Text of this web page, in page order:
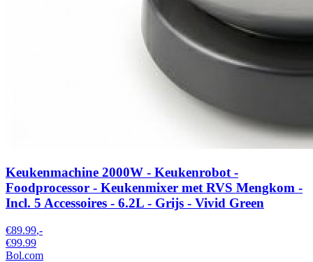
Keukenmachine 2000W - Keukenrobot -
Foodprocessor - Keukenmixer met RVS Mengkom -
Incl. 5 Accessoires - 6.2L - Grijs - Vivid Green
€89.99,-
€99.99
Bol.com